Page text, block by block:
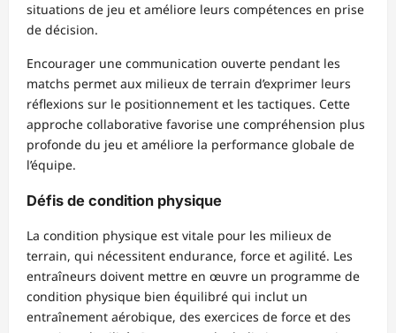
situations de jeu et améliore leurs compétences en prise
de décision.
Encourager une communication ouverte pendant les
matchs permet aux milieux de terrain d’exprimer leurs
réflexions sur le positionnement et les tactiques. Cette
approche collaborative favorise une compréhension plus
profonde du jeu et améliore la performance globale de
l’équipe.
Défis de condition physique
La condition physique est vitale pour les milieux de
terrain, qui nécessitent endurance, force et agilité. Les
entraîneurs doivent mettre en œuvre un programme de
condition physique bien équilibré qui inclut un
entraînement aérobique, des exercices de force et des